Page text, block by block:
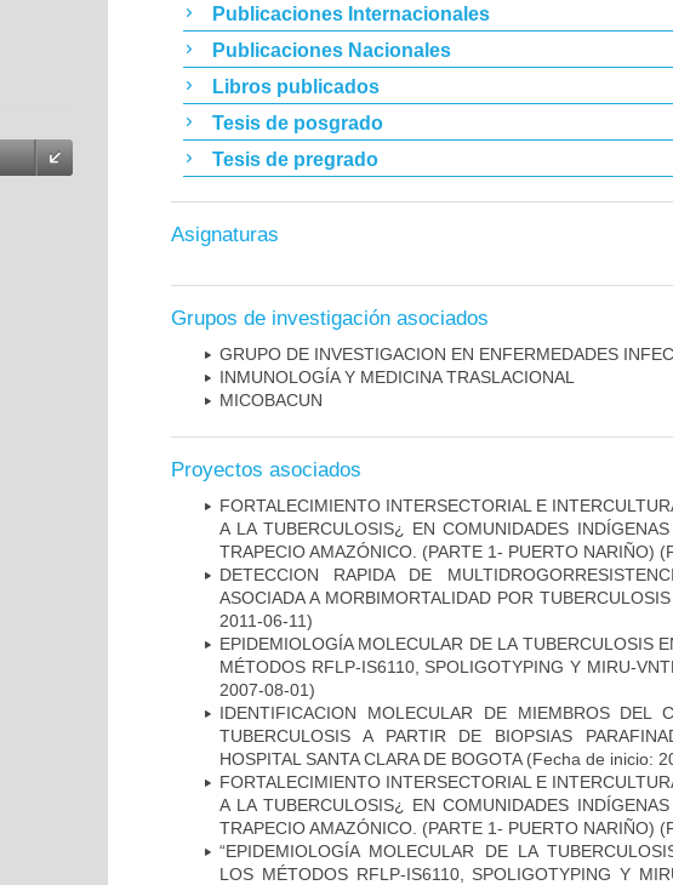
Publicaciones Internacionales
Publicaciones Nacionales
Libros publicados
Tesis de posgrado
Tesis de pregrado
Asignaturas
Grupos de investigación asociados
GRUPO DE INVESTIGACION EN ENFERMEDADES
INMUNOLOGÍA Y MEDICINA TRASLACIONAL
MICOBAC­UN
Proyectos asociados
FORTALECIMIENTO INTERSECTORIAL E
A LA TUBERCULOSIS¿ EN COMUNIDADES
TRAPECIO AMAZÓNICO. (PARTE 1- PUERTO NARIÑO)
DETECCION RAPIDA DE
ASOCIADA A MORBIMORTALIDAD POR
2011-06-11)
EPIDEMIOLOGÍA MOLECULAR DE LA TUBERCULOSIS
MÉTODOS RFLP-IS6110, SPOLIGOTYPING Y MIRU-
2007-08-01)
IDENTIFICACION MOLECULAR DE MIEMBROS DEL
TUBERCULOSIS A PARTIR DE BIOPSIAS
HOSPITAL SANTA CLARA DE BOGOTA(Fecha de inicio:
FORTALECIMIENTO INTERSECTORIAL E
A LA TUBERCULOSIS¿ EN COMUNIDADES
TRAPECIO AMAZÓNICO. (PARTE 1- PUERTO NARIÑO)
“EPIDEMIOLOGÍA MOLECULAR DE LA
LOS MÉTODOS RFLP-IS6110, SPOLIGOTYPING Y